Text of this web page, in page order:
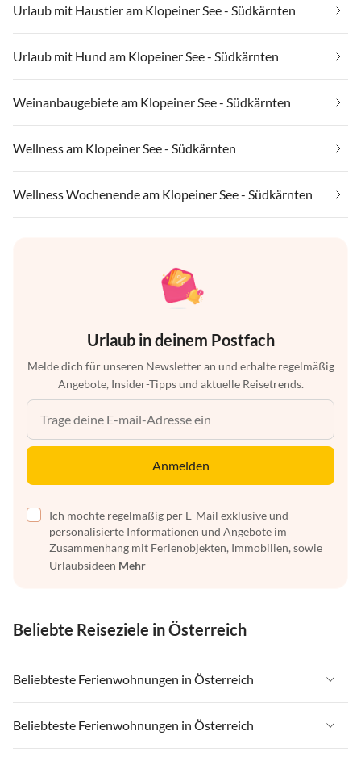
Urlaub mit Haustier am Klopeiner See - Südkärnten
Urlaub mit Hund am Klopeiner See - Südkärnten
Weinanbaugebiete am Klopeiner See - Südkärnten
Wellness am Klopeiner See - Südkärnten
Wellness Wochenende am Klopeiner See - Südkärnten
Urlaub in deinem Postfach
Melde dich für unseren Newsletter an und erhalte regelmäßig
Angebote, Insider-Tipps und aktuelle Reisetrends.
Anmelden
Ich möchte regelmäßig per E-Mail exklusive und
personalisierte Informationen und Angebote im
Zusammenhang mit Ferienobjekten, Immobilien, sowie
Urlaubsideen Mehr
Beliebte Reiseziele in Österreich
Beliebteste Ferienwohnungen in Österreich
Ferienwohnungen in Österreich
Ferienwohnungen in Tirol
Beliebteste Ferienwohnungen in Österreich